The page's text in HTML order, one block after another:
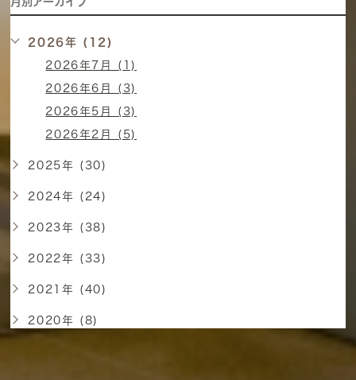
2026年 (12)
2026年7月 (1)
2026年6月 (3)
2026年5月 (3)
2026年2月 (5)
2025年 (30)
2024年 (24)
2023年 (38)
2022年 (33)
2021年 (40)
2020年 (8)